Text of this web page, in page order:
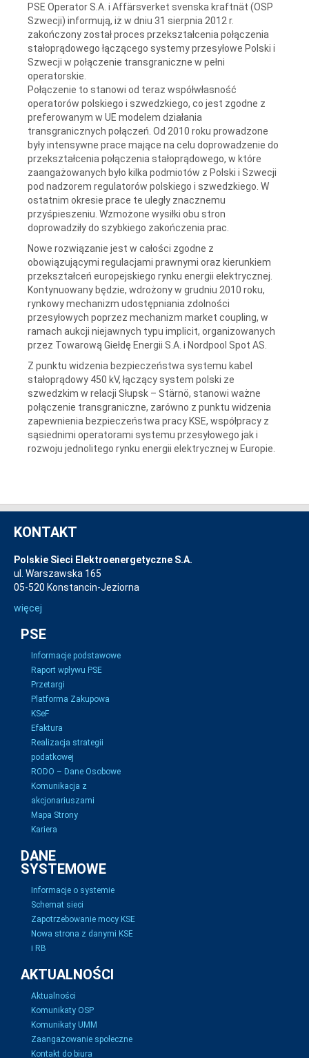
PSE Operator S.A. i Affärsverket svenska kraftnät (OSP
Szwecji) informują, iż w dniu 31 sierpnia 2012 r.
zakończony został proces przekształcenia połączenia
stałoprądowego łączącego systemy przesyłowe Polski i
Szwecji w połączenie transgraniczne w pełni
operatorskie.
Połączenie to stanowi od teraz współwłasność
operatorów polskiego i szwedzkiego, co jest zgodne z
preferowanym w UE modelem działania
transgranicznych połączeń. Od 2010 roku prowadzone
były intensywne prace mające na celu doprowadzenie do
przekształcenia połączenia stałoprądowego, w które
zaangażowanych było kilka podmiotów z Polski i Szwecji
pod nadzorem regulatorów polskiego i szwedzkiego. W
ostatnim okresie prace te uległy znacznemu
przyśpieszeniu. Wzmożone wysiłki obu stron
doprowadziły do szybkiego zakończenia prac.
Nowe rozwiązanie jest w całości zgodne z
obowiązującymi regulacjami prawnymi oraz kierunkiem
przekształceń europejskiego rynku energii elektrycznej.
Kontynuowany będzie, wdrożony w grudniu 2010 roku,
rynkowy mechanizm udostępniania zdolności
przesyłowych poprzez mechanizm market coupling, w
ramach aukcji niejawnych typu implicit, organizowanych
przez Towarową Giełdę Energii S.A. i Nordpool Spot AS.
Z punktu widzenia bezpieczeństwa systemu kabel
stałoprądowy 450 kV, łączący system polski ze
szwedzkim w relacji Słupsk – Stärnö, stanowi ważne
połączenie transgraniczne, zarówno z punktu widzenia
zapewnienia bezpieczeństwa pracy KSE, współpracy z
sąsiednimi operatorami systemu przesyłowego jak i
rozwoju jednolitego rynku energii elektrycznej w Europie.
KONTAKT
Polskie Sieci Elektroenergetyczne S.A.
ul. Warszawska 165
05-520 Konstancin-Jeziorna
więcej
PSE
Informacje podstawowe
Raport wpływu PSE
Przetargi
Platforma Zakupowa
KSeF
Efaktura
Realizacja strategii
podatkowej
RODO – Dane Osobowe
Komunikacja z
akcjonariuszami
Mapa Strony
Kariera
DANE
SYSTEMOWE
Informacje o systemie
Schemat sieci
Zapotrzebowanie mocy KSE
Nowa strona z danymi KSE
i RB
AKTUALNOŚCI
Aktualności
Komunikaty OSP
Komunikaty UMM
Zaangażowanie społeczne
Kontakt do biura